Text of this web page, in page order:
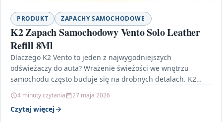
PRODUKT ZAPACHY SAMOCHODOWE
K2 Zapach Samochodowy Vento Solo Leather
Refill 8Ml
Dlaczego K2 Vento to jeden z najwygodniejszych
odświeżaczy do auta? Wrażenie świeżości we wnętrzu
samochodu często buduje się na drobnych detalach. K2
4 minuty czytania 27 maja 2026
Czytaj więcej